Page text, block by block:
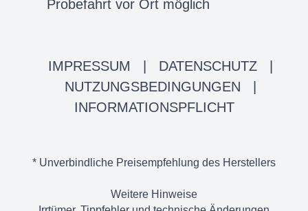
Probefahrt vor Ort möglich
IMPRESSUM DATENSCHUTZ
NUTZUNGSBEDINGUNGEN
INFORMATIONSPFLICHT
* Unverbindliche Preisempfehlung des Herstellers
Weitere Hinweise